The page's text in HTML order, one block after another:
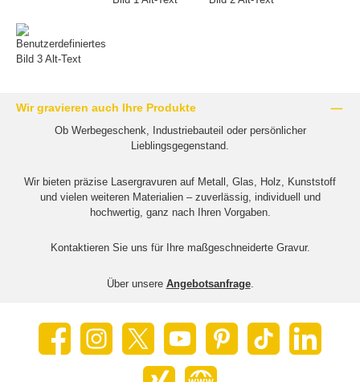
Wir gravieren auch Ihre Produkte
Ob Werbegeschenk, Industriebauteil oder persönlicher
Lieblingsgegenstand.
Wir bieten präzise Lasergravuren auf Metall, Glas, Holz, Kunststoff
und vielen weiteren Materialien – zuverlässig, individuell und
hochwertig, ganz nach Ihren Vorgaben.
Kontaktieren Sie uns für Ihre maßgeschneiderte Gravur.
Über unsere Angebotsanfrage.
Facebook Instagram X / Twitter YouTube Pinterest TikTok LinkedIn